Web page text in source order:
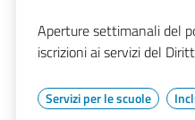
Aperture settimanali del
iscrizioni ai servizi del
Servizi per le scuole